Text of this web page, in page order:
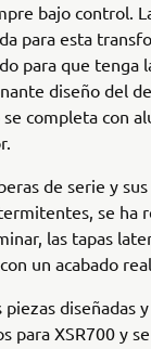
bajo control.
para esta
para que tenga
diseño del
completa con
de serie y
se ha
las tapas
un acabado
piezas diseñadas
para XSR700 y